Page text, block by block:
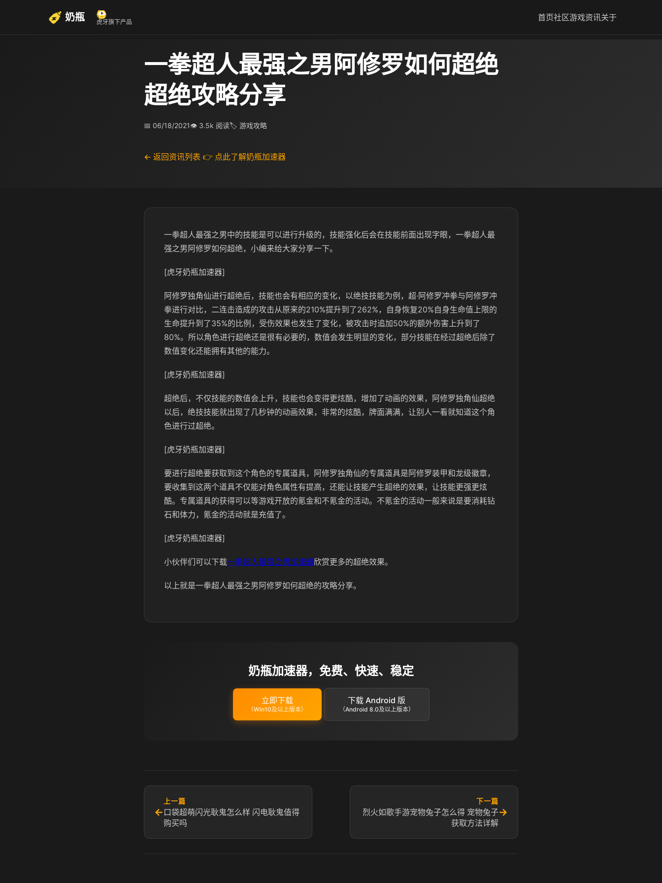
奶瓶 虎牙旗下产品 首页社区游戏资讯关于
一拳超人最强之男阿修罗如何超绝
超绝攻略分享
📅 06/18/2021👁 3.5k 阅读🏷 游戏攻略
← 返回资讯列表 👉 点此了解奶瓶加速器
一拳超人最强之男中的技能是可以进行升级的，技能强化后会在技能前面出现字眼，一拳超人最
强之男阿修罗如何超绝，小编来给大家分享一下。
[虎牙奶瓶加速器]
阿修罗独角仙进行超绝后，技能也会有相应的变化，以绝技技能为例，超·阿修罗冲拳与阿修罗冲
拳进行对比，二连击造成的攻击从原来的210%提升到了262%，自身恢复20%自身生命值上限的
生命提升到了35%的比例，受伤效果也发生了变化，被攻击时追加50%的额外伤害上升到了
80%。所以角色进行超绝还是很有必要的，数值会发生明显的变化，部分技能在经过超绝后除了
数值变化还能拥有其他的能力。
[虎牙奶瓶加速器]
超绝后，不仅技能的数值会上升，技能也会变得更炫酷，增加了动画的效果，阿修罗独角仙超绝
以后，绝技技能就出现了几秒钟的动画效果，非常的炫酷，牌面满满，让别人一看就知道这个角
色进行过超绝。
[虎牙奶瓶加速器]
要进行超绝要获取到这个角色的专属道具，阿修罗独角仙的专属道具是阿修罗装甲和龙级徽章，
要收集到这两个道具不仅能对角色属性有提高，还能让技能产生超绝的效果，让技能更强更炫
酷。专属道具的获得可以等游戏开放的氪金和不氪金的活动。不氪金的活动一般来说是要消耗钻
石和体力，氪金的活动就是充值了。
[虎牙奶瓶加速器]
小伙伴们可以下载一拳超人最强之男加速器欣赏更多的超绝效果。
以上就是一拳超人最强之男阿修罗如何超绝的攻略分享。
奶瓶加速器，免费、快速、稳定
立即下载
（Win10及以上版本）
下载 Android 版
（Android 8.0及以上版本）
←
上一篇
口袋超萌闪光耿鬼怎么样 闪电耿鬼值得
购买吗
下一篇
烈火如歌手游宠物兔子怎么得 宠物兔子
获取方法详解
→